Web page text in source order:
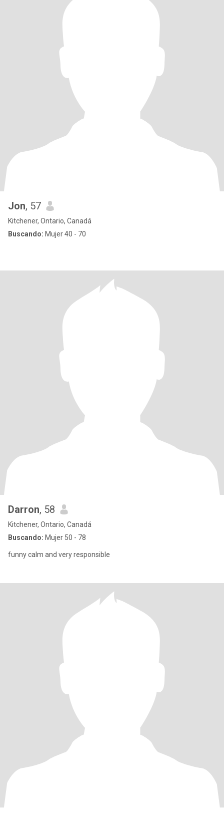
Jon, 57
Kitchener, Ontario, Canadá
Buscando: Mujer 40 - 70
Darron, 58
Kitchener, Ontario, Canadá
Buscando: Mujer 50 - 78
funny calm and very responsible